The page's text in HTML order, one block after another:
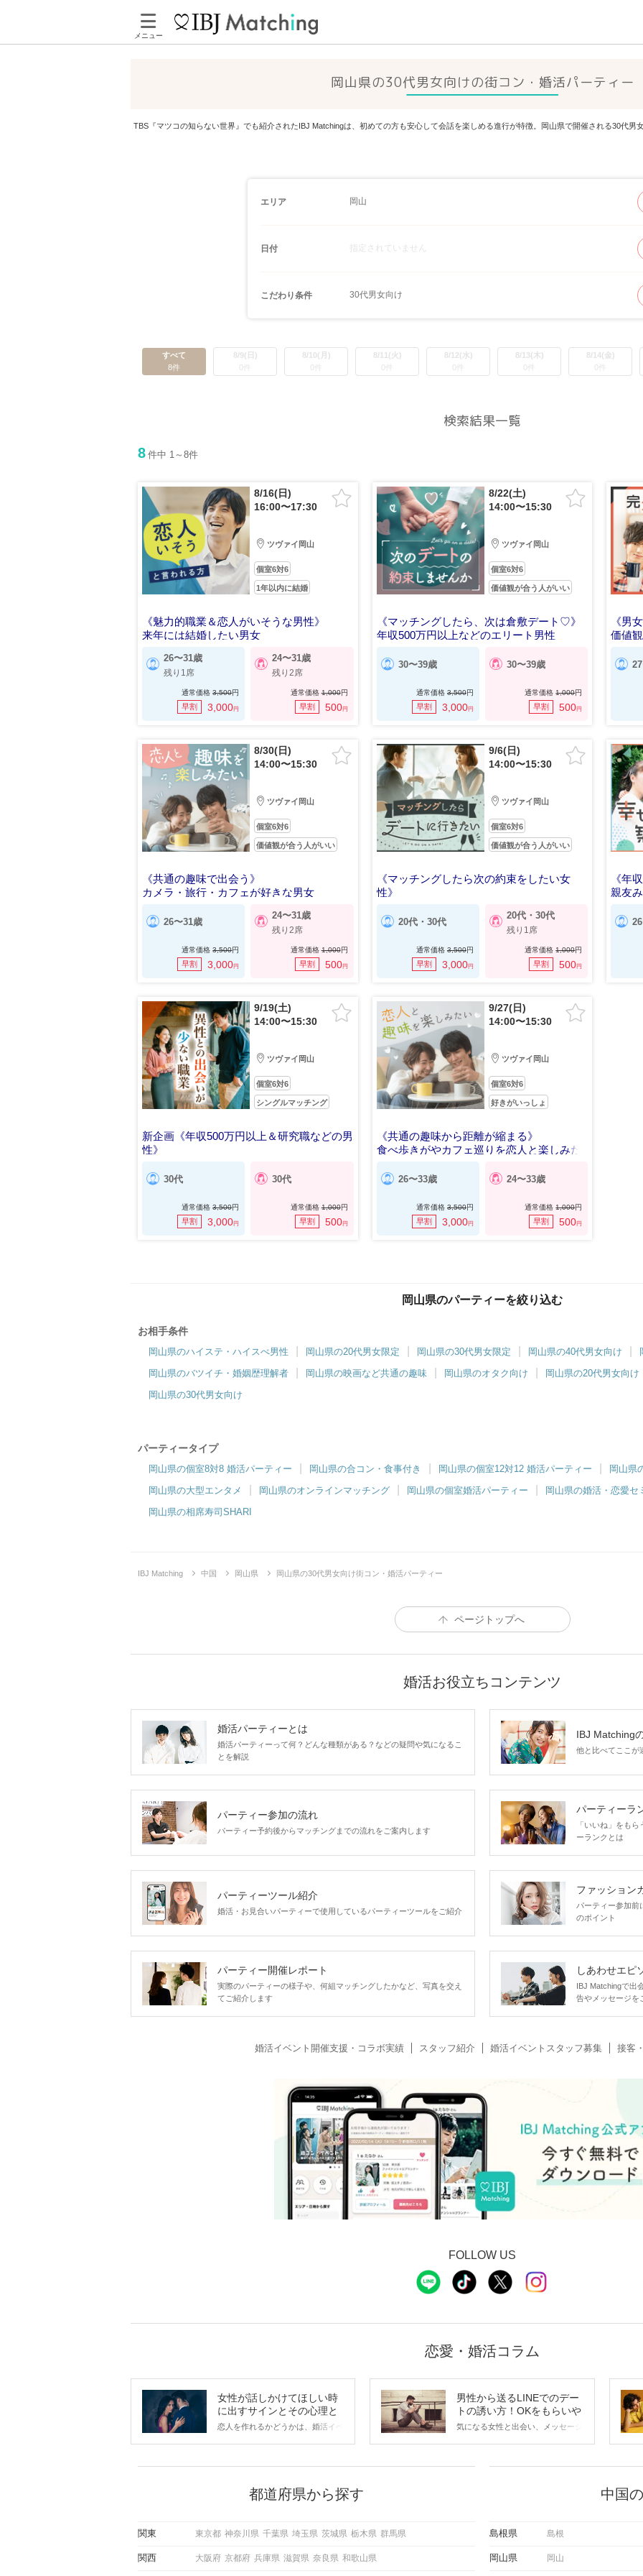
メニュー
岡山県の30代男女向けの街コン・婚活パーティー
TBS『マツコの知らない世界』でも紹介されたIBJ Matchingは、初めての方も安心して会話を楽しめる進行が特徴。岡山県で開催される30代男
エリア 岡山
日付 指定されていません
こだわり条件 30代男女向け
すべて
8件
8/9(日)
0件
8/10(月)
0件
8/11(火)
0件
8/12(水)
0件
8/13(木)
0件
8/14(金)
0件
検索結果一覧
8 件中 1～8件
8/16(日)
16:00〜17:30
ツヴァイ岡山
個室6対6
1年以内に結婚
《魅力的職業＆恋人がいそうな男性》
来年には結婚したい男女
26〜31歳
残り1席
通常価格3,500円
早割 3,000円
24〜31歳
残り2席
通常価格1,000円
早割 500円
8/22(土)
14:00〜15:30
ツヴァイ岡山
個室6対6
価値観が合う人がいい
《マッチングしたら、次は倉敷デート♡》
年収500万円以上などのエリート男性
30〜39歳
通常価格 3,500円
早割 3,000円
30〜39歳
通常価格1,000円
早割 500円
《男
価値
8/30(日)
14:00〜15:30
ツヴァイ岡山
個室6対6
価値観が合う人がいい
《共通の趣味で出会う》
カメラ・旅行・カフェが好きな男女
26〜31歳
通常価格3,500円
早割 3,000円
24〜31歳
残り2席
通常価格1,000円
早割 500円
9/6(日)
14:00〜15:30
ツヴァイ岡山
個室6対6
価値観が合う人がいい
《マッチングしたら次の約束をしたい女
性》
20代・30代
通常価格 3,500円
早割 3,000円
20代・30代
残り1席
通常価格1,000円
早割 500円
《年
親友
9/19(土)
14:00〜15:30
ツヴァイ岡山
個室6対6
シングルマッチング
新企画《年収500万円以上＆研究職などの男
性》
30代
通常価格3,500円
早割 3,000円
30代
通常価格1,000円
早割 500円
9/27(日)
14:00〜15:30
ツヴァイ岡山
個室6対6
好きがいっしょ
《共通の趣味から距離が縮まる》
食べ歩きがやカフェ巡りを恋人と楽しみた
26〜33歳
通常価格 3,500円
早割 3,000円
24〜33歳
通常価格1,000円
早割 500円
岡山県のパーティーを絞り込む
お相手条件
岡山県のハイステ・ハイスぺ男性 岡山県の20代男女限定 岡山県の30代男女限定 岡山県の40代男女向け
岡山県のバツイチ・婚姻歴理解者
岡山県の映画など共通の趣味 岡山県のオタク向け
岡山県の20代男女向け
岡山県の30代男女向け
パーティータイプ
岡山県の個室8対8 婚活パーティー 岡山県の合コン・食事付き 岡山県の個室12対12 婚活パーティー
岡山県
岡山県の大型エンタメ
岡山県のオンラインマッチング 岡山県の個室婚活パーティー
岡山県の婚活・恋愛セ
岡山県の相席寿司SHARI
IBJ Matching 中国 岡山県 岡山県の30代男女向け街コン・婚活パーティー
ページトップへ
婚活お役立ちコンテンツ
婚活パーティーとは
婚活パーティーって何？どんな種類がある？などの疑問や気になるこ
とを解説
IBJ Matching
他と比べてここが
パーティー参加の流れ
パーティー予約後からマッチングまでの流れをご案内します
パーティーラ
「いいね」をも
ーランクとは
パーティーツール紹介
婚活・お見合いパーティーで使用しているパーティーツールをご紹介
ファッション
パーティー参加前
のポイント
パーティー開催レポート
実際のパーティーの様子や、何組マッチングしたかなど、写真を交え
てご紹介します
しあわせエピ
IBJ Matchingで出
告やメッセージを
婚活イベント開催支援・コラボ実績 スタッフ紹介 婚活イベントスタッフ募集 接客
FOLLOW US
恋愛・婚活コラム
女性が話しかけてほしい時
に出すサインとその心理と
は？
恋人を作れるかどうかは、婚活イベ
から恋人作りを本格的に始めようと
している方は、女性が異性を求めて
この記事では、女性が話しかけて欲
しく解説した後、婚活イベントで実
男性から送るLINEでのデー
トの誘い方！OKをもらいや
すいメッセージのコツは？
気になる女性と出会い、メッセージ
も混じえながら解説するので、ぜひ
都道府県から探す
関東 東京都 神奈川県 千葉県 埼玉県 茨城県 栃木県 群馬県
関西 大阪府 京都府 兵庫県 滋賀県 奈良県 和歌山県
中国
島根県 島根
岡山県 岡山